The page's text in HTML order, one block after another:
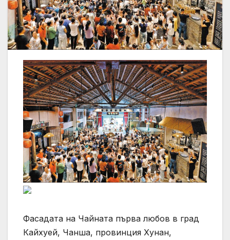
Фасадата на Чайната първа любов в град
Кайхуей, Чанша, провинция Хунан,